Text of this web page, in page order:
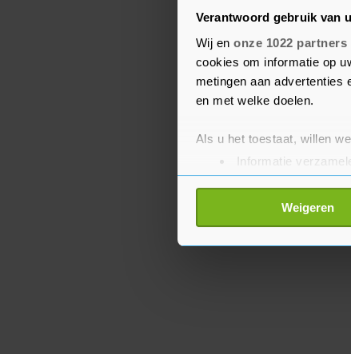
Verantwoord gebruik van
Wij en onze 1022 partners
cookies om informatie op
metingen aan advertenties
en met welke doelen.
Als u het toestaat, willen
Informatie
Uw apparaat
Lees meer over hoe uw
toestemming op elk
Weigeren